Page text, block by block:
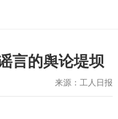
言的舆论堤坝
来源： 工人日报